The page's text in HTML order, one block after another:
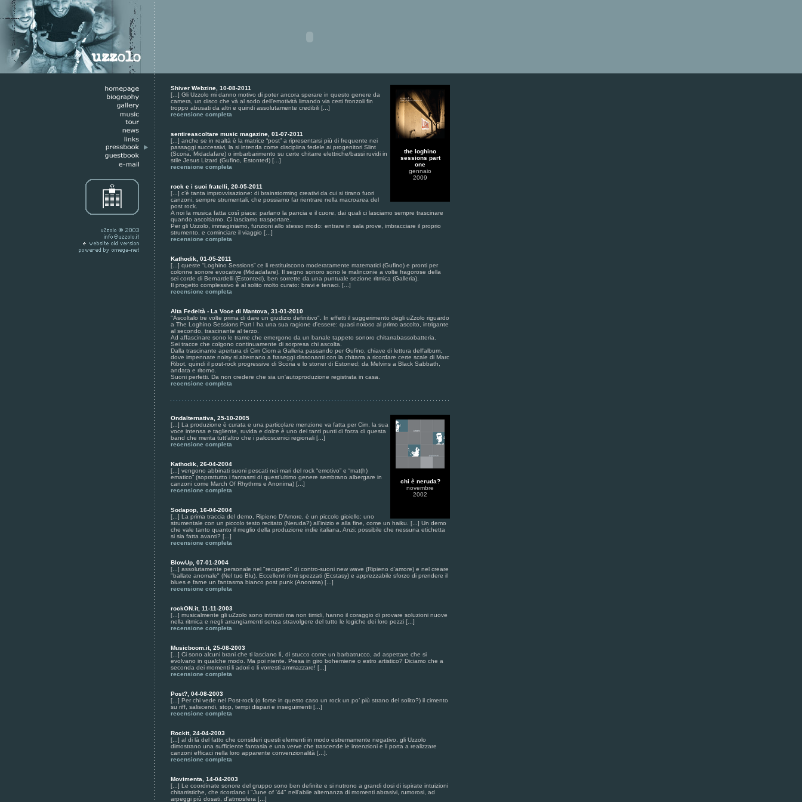
the loghino
sessions part
one
gennaio
2009
Shiver Webzine, 10-08-2011
[...] Gli Uzzolo mi danno motivo di poter ancora sperare in questo genere da
camera, un disco che và al sodo dell’emotività limando via certi fronzoli fin
troppo abusati da altri e quindi assolutamente credibili [...]
recensione completa
sentireascoltare music magazine, 01-07-2011
[...] anche se in realtà è la matrice “post” a ripresentarsi più di frequente nei
passaggi successivi, la si intenda come disciplina fedele ai progenitori Slint
(Scoria, Midadafare) o imbarbarimento su certe chitarre elettriche/bassi ruvidi in
stile Jesus Lizard (Gufino, Estonted) [...]
recensione completa
rock e i suoi fratelli, 20-05-2011
[...] c’è tanta improvvisazione: di brainstorming creativi da cui si tirano fuori
canzoni, sempre strumentali, che possiamo far rientrare nella macroarea del
post rock.
A noi la musica fatta così piace: parlano la pancia e il cuore, dai quali ci lasciamo sempre trascinare
quando ascoltiamo. Ci lasciamo trasportare.
Per gli Uzzolo, immaginiamo, funzioni allo stesso modo: entrare in sala prove, imbracciare il proprio
strumento, e cominciare il viaggio [...]
recensione completa
Kathodik, 01-05-2011
[...] queste “Loghino Sessions” ce li restituiscono moderatamente matematici (Gufino) e pronti per
colonne sonore evocative (Midadafare). Il segno sonoro sono le malinconie a volte fragorose della
sei corde di Bernardelli (Estonted), ben sorrette da una puntuale sezione ritmica (Galleria).
Il progetto complessivo è al solito molto curato: bravi e tenaci. [...]
recensione completa
Alta Fedeltà - La Voce di Mantova, 31-01-2010
"Ascoltalo tre volte prima di dare un giudizio definitivo". In effetti il suggerimento degli uZzolo riguardo
a The Loghino Sessions Part I ha una sua ragione d'essere: quasi noioso al primo ascolto, intrigante
al secondo, trascinante al terzo.
Ad affascinare sono le trame che emergono da un banale tappeto sonoro chitarrabassobatteria.
Sei tracce che colgono continuamente di sorpresa chi ascolta.
Dalla trascinante apertura di Cim Ciom a Galleria passando per Gufino, chiave di lettura dell'album,
dove impennate noisy si alternano a fraseggi dissonanti con la chitarra a ricordare certe scale di Marc
Ribot, quindi il post-rock progressive di Scoria e lo stoner di Estoned; da Melvins a Black Sabbath,
andata e ritorno.
Suoni perfetti. Da non credere che sia un'autoproduzione registrata in casa.
recensione completa
chi è neruda?
novembre
2002
Ondalternativa, 25-10-2005
[...] La produzione è curata e una particolare menzione va fatta per Cim, la sua
voce intensa e tagliente, ruvida e dolce è uno dei tanti punti di forza di questa
band che merita tutt’altro che i palcoscenici regionali [...]
recensione completa
Kathodik, 26-04-2004
[...] vengono abbinati suoni pescati nei mari del rock “emotivo” e “mat(h)
ematico” (soprattutto i fantasmi di quest’ultimo genere sembrano albergare in
canzoni come March Of Rhythms e Anonima) [...]
recensione completa
Sodapop, 16-04-2004
[...] La prima traccia del demo, Ripieno D'Amore, è un piccolo gioiello: uno
strumentale con un piccolo testo recitato (Neruda?) all'inizio e alla fine, come un haiku. [...] Un demo
che vale tanto quanto il meglio della produzione indie italiana. Anzi: possibile che nessuna etichetta
si sia fatta avanti? [...]
recensione completa
BlowUp, 07-01-2004
[...] assolutamente personale nel "recupero" di contro-suoni new wave (Ripieno d'amore) e nel creare
"ballate anomale" (Nel tuo Blu). Eccellenti ritmi spezzati (Ecstasy) e apprezzabile sforzo di prendere il
blues e farne un fantasma bianco post punk (Anonima) [...]
recensione completa
rockON.it, 11-11-2003
[...] musicalmente gli uZzolo sono intimisti ma non timidi, hanno il coraggio di provare soluzioni nuove
nella ritmica e negli arrangiamenti senza stravolgere del tutto le logiche dei loro pezzi [...]
recensione completa
Musicboom.it, 25-08-2003
[...] Ci sono alcuni brani che ti lasciano lì, di stucco come un barbatrucco, ad aspettare che si
evolvano in qualche modo. Ma poi niente. Presa in giro bohemiene o estro artistico? Diciamo che a
seconda dei momenti li adori o li vorresti ammazzare! [...]
recensione completa
Post?, 04-08-2003
[...] Per chi vede nel Post-rock (o forse in questo caso un rock un po’ più strano del solito?) il cimento
su riff, saliscendi, stop, tempi dispari e inseguimenti [...]
recensione completa
Rockit, 24-04-2003
[...] al di là del fatto che consideri questi elementi in modo estremamente negativo, gli Uzzolo
dimostrano una sufficiente fantasia e una verve che trascende le intenzioni e li porta a realizzare
canzoni efficaci nella loro apparente convenzionalità [...].
recensione completa
Movimenta, 14-04-2003
[...] Le coordinate sonore del gruppo sono ben definite e si nutrono a grandi dosi di ispirate intuizioni
chitarristiche, che ricordano i "June of '44" nell'abile alternanza di momenti abrasivi, rumorosi, ad
arpeggi più dosati, d'atmosfera [...]